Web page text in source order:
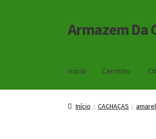
Pular
para
Pular
para
Armazem Da
Início Carrinho
Início Carrinho Checkout
Início CACHAÇAS